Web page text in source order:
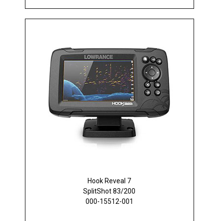
Hook Reveal 7
SplitShot 83/200
000-15512-001